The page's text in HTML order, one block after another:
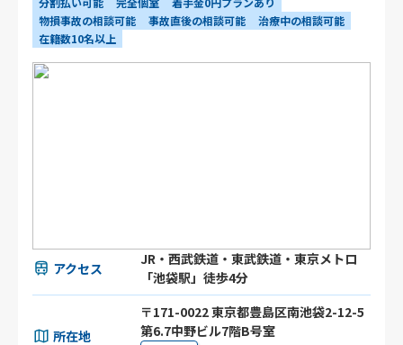
物損事故の相談可能
事故直後の相談可能
治療中の相談可能
在籍数10名以上
アクセス
JR・西武鉄道・東武鉄道・東京メトロ
「池袋駅」徒歩4分
所在地
〒171-0022 東京都豊島区南池袋2-12-5
第6.7中野ビル7階B号室